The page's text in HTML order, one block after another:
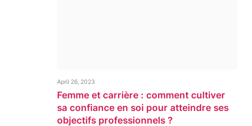
April 26, 2023
Femme et carrière : comment cultiver
sa confiance en soi pour atteindre ses
objectifs professionnels ?